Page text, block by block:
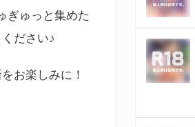
ぎゅっと集めた
ださい♪
お楽しみに！